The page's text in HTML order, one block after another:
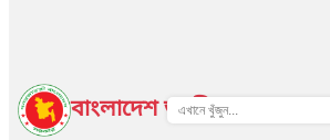
বাংলাদেশ জাতীয় তথ্য বাতায়ন